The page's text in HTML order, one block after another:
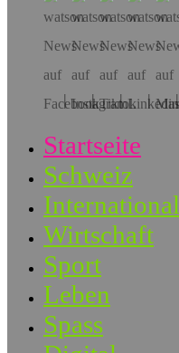
Startseite
Schweiz
International
Wirtschaft
Sport
Leben
Spass